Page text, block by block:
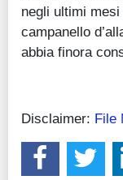
negli ultimi
campanello
abbia finora
Disclaimer: File